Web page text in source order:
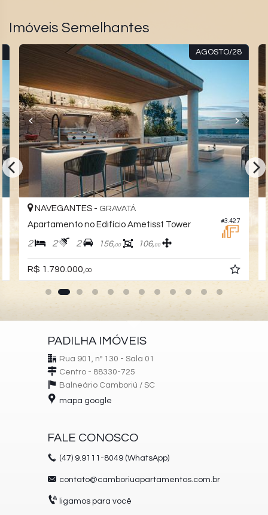
Imóveis Semelhantes
AGOSTO/28
#3.427
NAVEGANTES - GRAVATÁ
Apartamento no Edifício Ametisst Tower
2 2 2 156,00 106,00
R$ 1.790.000, 00
PADILHA IMÓVEIS
Rua 901, nº 130 - Sala 01
Centro - 88330-725
Balneário Camboriú / SC
mapa google
FALE CONOSCO
(47) 9.9111-8049 (WhatsApp)
contato@camboriuapartamentos.com.br
ligamos para você